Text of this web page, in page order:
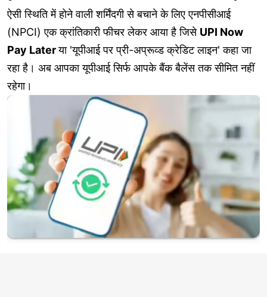
ऐसी स्थिति में होने वाली शर्मिंदगी से बचाने के लिए एनपीसीआई
(NPCI) एक क्रांतिकारी फीचर लेकर आया है जिसे UPI Now
Pay Laterया 'यूपीआई पर प्री-अप्रूव्ड क्रेडिट लाइन' कहा जा
रहा है। अब आपका यूपीआई सिर्फ आपके बैंक बैलेंस तक सीमित नहीं
रहेगा।